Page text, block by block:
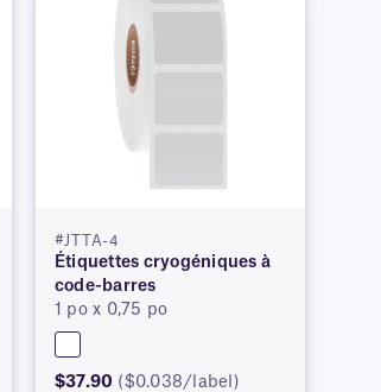
#JTTA-4
Étiquettes cryogéniques à
code-barres
1 po x 0,75 po
$37.90 ($0.038/label)